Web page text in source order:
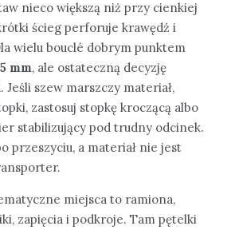
nieco większą niż przy cienkiej
ścieg perforuje krawędź i
wielu bouclé dobrym punktem
mm, ale ostateczną decyzję
szew marszczy materiał,
zastosuj stopkę kroczącą albo
stabilizujący pod trudny odcinek.
przeszyciu, a materiał nie jest
miejsca to ramiona,
zapięcia i podkroje. Tam pętelki